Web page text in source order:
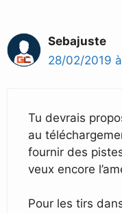
Sebajuste
28/02/2019
Tu devrais
au
fournir des
veux encore
Pour les tirs